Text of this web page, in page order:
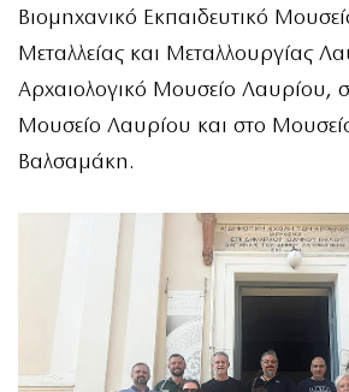
Βιομηχανικό Εκπαιδευτικό
Μεταλλείας και Μεταλλουργίας
Αρχαιολογικό Μουσείο Λαυρίου,
Μουσείο Λαυρίου και στο
Βαλσαμάκη.